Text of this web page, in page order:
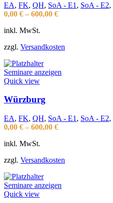
EA, FK, QH, SoA - E1 , SoA - E2,
0,00 € – 600,00 €
inkl. MwSt.
zzgl. Versandkosten
Seminare anzeigen
Quick view
Würzburg
EA, FK, QH, SoA - E1 , SoA - E2,
0,00 € – 600,00 €
inkl. MwSt.
zzgl. Versandkosten
Seminare anzeigen
Quick view